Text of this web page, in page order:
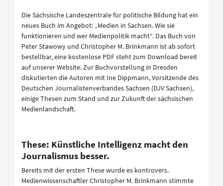
Die Sächsische Landeszentrale für politische Bildung hat ein
neues Buch im Angebot: „Medien in Sachsen. Wie sie
funktionieren und wer Medienpolitik macht“. Das Buch von
Peter Stawowy und Christopher M. Brinkmann ist ab sofort
bestellbar, eine kostenlose PDF steht zum Download bereit
auf unserer Website. Zur Buchvorstellung in Dresden
diskutierten die Autoren mit Ine Dippmann, Vorsitzende des
Deutschen Journalistenverbandes Sachsen (DJV Sachsen),
einige Thesen zum Stand und zur Zukunft der sächsischen
Medienlandschaft.
These: Künstliche Intelligenz macht den
Journalismus besser.
Bereits mit der ersten These wurde es kontrovers.
Medienwissenschaftler Christopher M. Brinkmann stimmte